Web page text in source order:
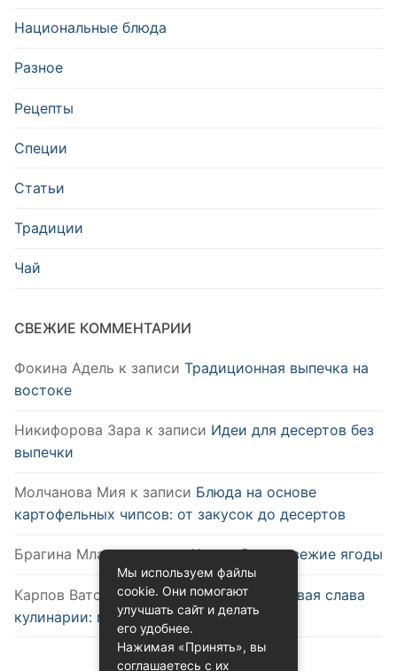
Национальные блюда
Разное
Рецепты
Специи
Статьи
Традиции
Чай
СВЕЖИЕ КОММЕНТАРИИ
Фокина Адель к записи Традиционная выпечка на
востоке
Никифорова Зара к записи Идеи для десертов без
выпечки
Молчанова Мия к записи Блюда на основе
картофельных чипсов: от закусок до десертов
Брагина Младак записиКак выбрать свежие ягоды
Карпов Ватславк записиУдобство и новая слава
кулинарии: микроволновка
Мы используем файлы
cookie. Они помогают
улучшать сайт и делать
его удобнее.
Нажимая «Принять», вы
соглашаетесь с их